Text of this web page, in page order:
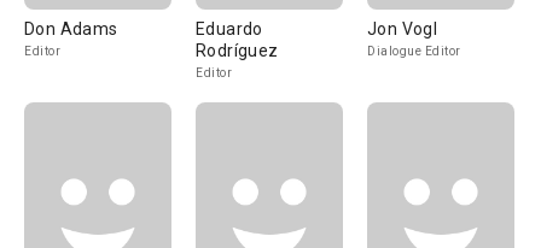
Don Adams
Editor
Eduardo
Rodríguez
Editor
Jon Vogl
Dialogue Editor